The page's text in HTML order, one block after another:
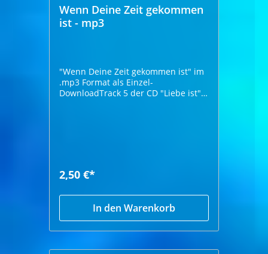
Wenn Deine Zeit gekommen
ist - mp3
"Wenn Deine Zeit gekommen ist" im
.mp3 Format als Einzel-
DownloadTrack 5 der CD "Liebe ist"
2,50 €*
In den Warenkorb